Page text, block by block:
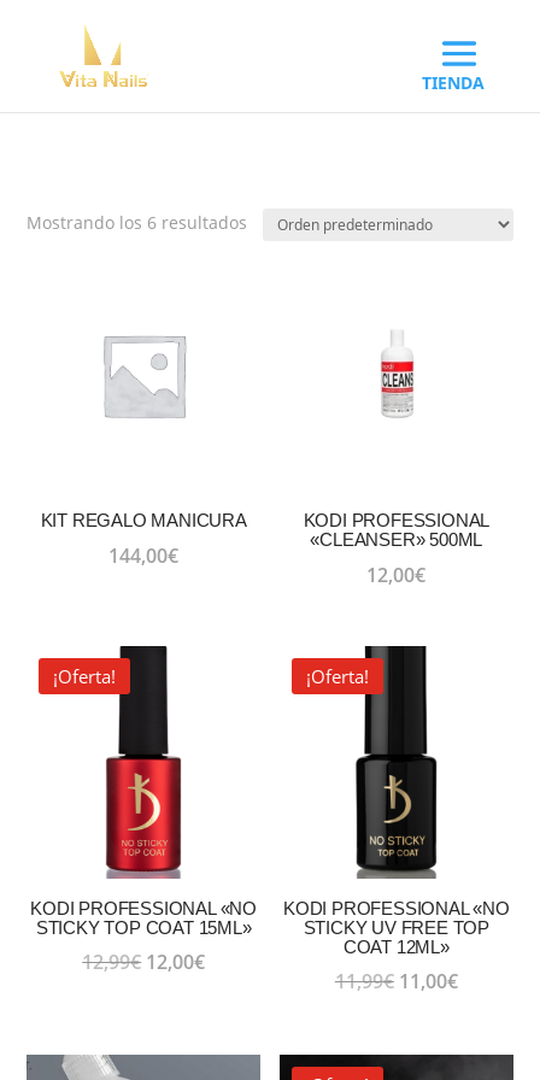
Mostrando los 6 resultados
KIT REGALO MANICURA
144,00€
KODI PROFESSIONAL
«CLEANSER» 500ML
12,00€
¡Oferta!
KODI PROFESSIONAL «NO
STICKY TOP COAT 15ML»
12,99€ El
era:
12,00€El
es:
¡Oferta!
KODI PROFESSIONAL «NO
STICKY UV FREE TOP
COAT 12ML»
11,99€ El
11,00€El